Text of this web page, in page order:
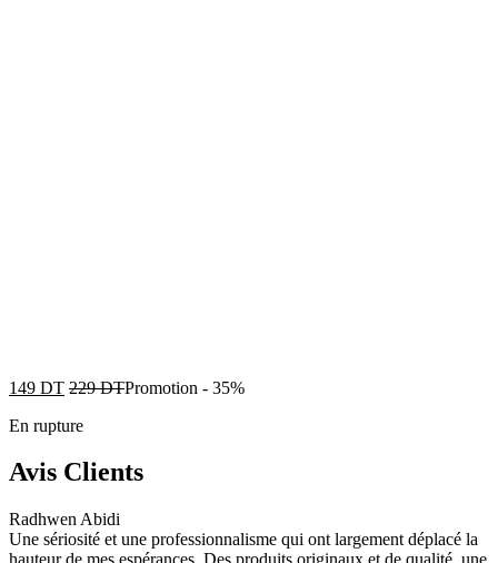
149 DT 229DTPromotion - 35%
En rupture
Avis Clients
Radhwen Abidi
Une sériosité et une professionnalisme qui ont largement déplacé la